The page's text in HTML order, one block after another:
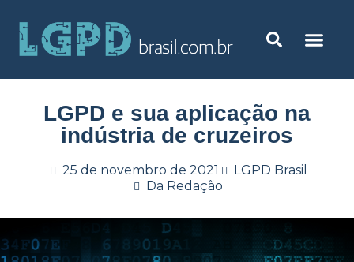
LGPD e sua aplicação na
indústria de cruzeiros
25 de novembro de 2021
LGPD Brasil
Da Redação